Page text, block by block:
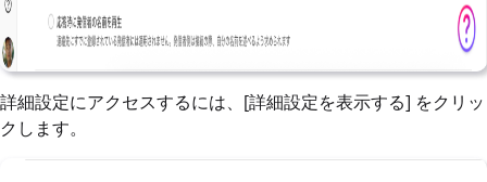
詳細設定にアクセスするには、[詳細設定を表示する] をクリッ
クします。